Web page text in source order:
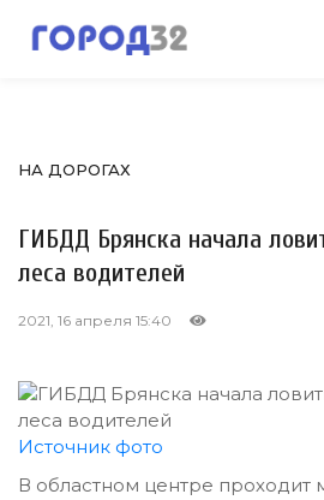
НА ДОРОГАХ
ГИБДД Брянска начала
леса водителей
2021, 16 апреля 15:40
Источник фото
В областном центре проходит